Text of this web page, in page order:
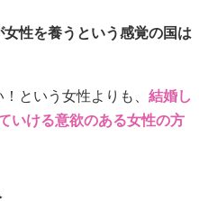
性を養うという感覚の国は
という女性よりも、 結婚し
いける意欲のある女性の方